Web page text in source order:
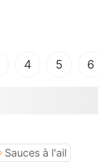
4 5 6
Sauces à l'ail